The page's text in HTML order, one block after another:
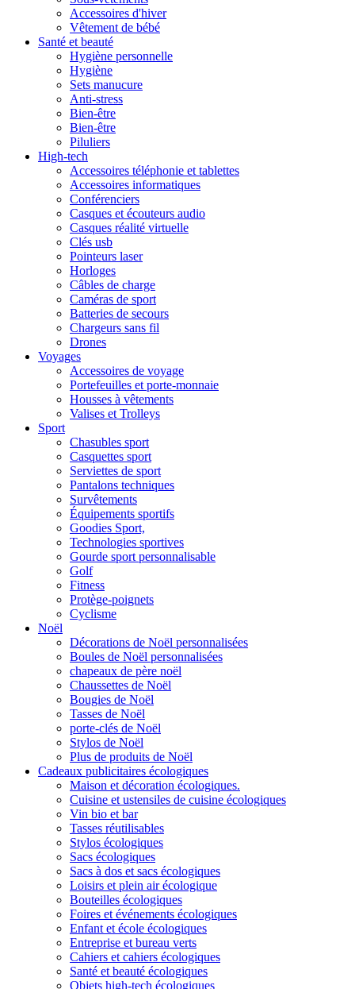
Accessoires d'hiver
Vêtement de bébé
Santé et beauté
Hygiène personnelle
Hygiène
Sets manucure
Anti-stress
Bien-être
Bien-être
Piluliers
High-tech
Accessoires téléphonie et tablettes
Accessoires informatiques
Conférenciers
Casques et écouteurs audio
Casques réalité virtuelle
Clés usb
Pointeurs laser
Horloges
Câbles de charge
Caméras de sport
Batteries de secours
Chargeurs sans fil
Drones
Voyages
Accessoires de voyage
Portefeuilles et porte-monnaie
Housses à vêtements
Valises et Trolleys
Sport
Chasubles sport
Casquettes sport
Serviettes de sport
Pantalons techniques
Survêtements
Équipements sportifs
Goodies Sport,
Technologies sportives
Gourde sport personnalisable
Golf
Fitness
Protège-poignets
Cyclisme
Noël
Décorations de Noël personnalisées
Boules de Noël personnalisées
chapeaux de père noël
Chaussettes de Noël
Bougies de Noël
Tasses de Noël
porte-clés de Noël
Stylos de Noël
Plus de produits de Noël
Cadeaux publicitaires écologiques
Maison et décoration écologiques.
Cuisine et ustensiles de cuisine écologiques
Vin bio et bar
Tasses réutilisables
Stylos écologiques
Sacs écologiques
Sacs à dos et sacs écologiques
Loisirs et plein air écologique
Bouteilles écologiques
Foires et événements écologiques
Enfant et école écologiques
Entreprise et bureau verts
Cahiers et cahiers écologiques
Santé et beauté écologiques
Objets high-tech écologiques